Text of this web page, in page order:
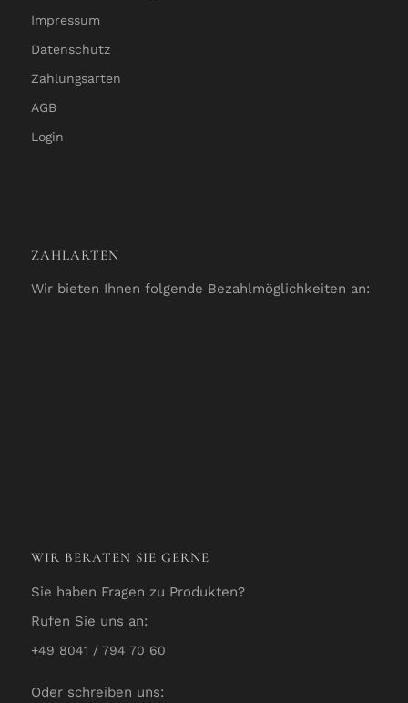
Impressum
Datenschutz
Zahlungsarten
AGB
Login
ZAHLARTEN
Wir bieten Ihnen folgende Bezahlmöglichkeiten an:
WIR BERATEN SIE GERNE
Sie haben Fragen zu Produkten?
Rufen Sie uns an:
+49 8041 / 794 70 60
Oder schreiben uns: